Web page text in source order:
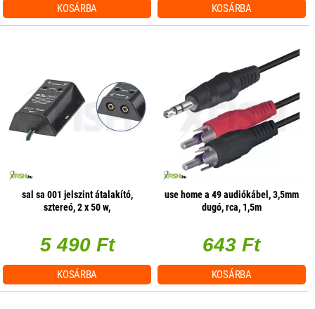
KOSÁRBA KOSÁRBA
sal sa 001 jelszint átalakító,
sztereó, 2 x 50 w,
5 490 Ft
KOSÁRBA
use home a 49 audiókábel, 3,5mm
dugó, rca, 1,5m
643 Ft
KOSÁRBA